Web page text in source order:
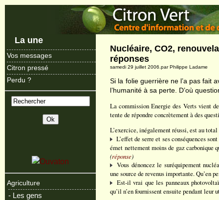
La une
Vos messages
Citron pressé
Perdu ?
Agriculture
- Les gens
Nucléaire, CO2,
réponses
samedi 29 juillet 2006.par Philippe Ladame
Si la folie guerrière ne l’a pas fait
l’humanité à sa perte. D’où
La commission Energie des Verts vient
tente de répondre concrètement à des
L’exercice, inégalement réussi, est au
L’effet de serre et ses conséquences
émet nettement moins de gaz carbonique
(réponse)
Vous dénoncez le suréquipement
une source de revenus importante. Qu’en
Est-il vrai que les panneaux
qu’il n’en fournissent ensuite pendant